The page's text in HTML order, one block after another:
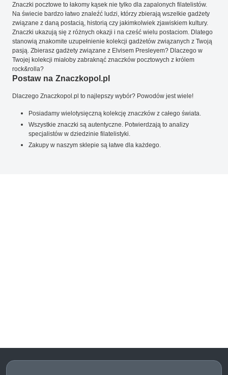
Znaczki pocztowe to łakomy kąsek nie tylko dla zapalonych filatelistów.
Na świecie bardzo łatwo znaleźć ludzi, którzy zbierają wszelkie gadżety
związane z daną postacią, historią czy jakimkolwiek zjawiskiem kultury.
Znaczki ukazują się z różnych okazji i na cześć wielu postaciom. Dlatego
stanowią znakomite uzupełnienie kolekcji gadżetów związanych z Twoją
pasją. Zbierasz gadżety związane z Elvisem Presleyem? Dlaczego w
Twojej kolekcji miałoby zabraknąć znaczków pocztowych z królem
rock&rolla?
Postaw na Znaczkopol.pl
Dlaczego Znaczkopol.pl to najlepszy wybór? Powodów jest wiele!
Posiadamy wielotysięczną kolekcję znaczków z całego świata.
Wszystkie znaczki są autentyczne. Potwierdzają to analizy
specjalistów w dziedzinie filatelistyki.
Zakupy w naszym sklepie są łatwe dla każdego.